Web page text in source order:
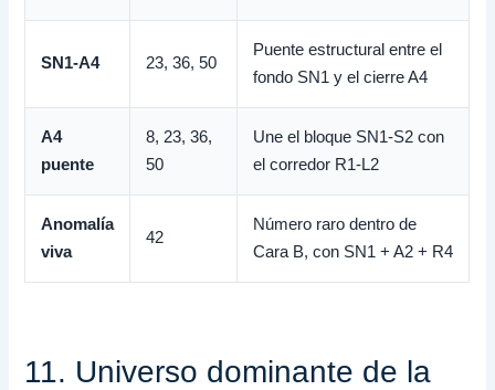
SN1-A4 23, 36, 50
Puente estructural entre el
fondo SN1 y el cierre A4
A4
puente
8, 23, 36,
50
Une el bloque SN1-S2 con
el corredor R1-L2
Anomalía
viva
42
Número raro dentro de
Cara B, con SN1 + A2 + R4
11. Universo dominante de la